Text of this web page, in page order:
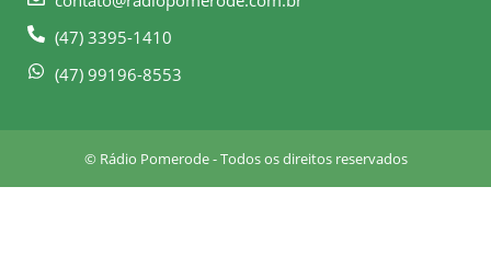
s
q
a
m
(47) 3395-1410
(47) 99196-8553
© Rádio Pomerode - Todos os direitos reservados